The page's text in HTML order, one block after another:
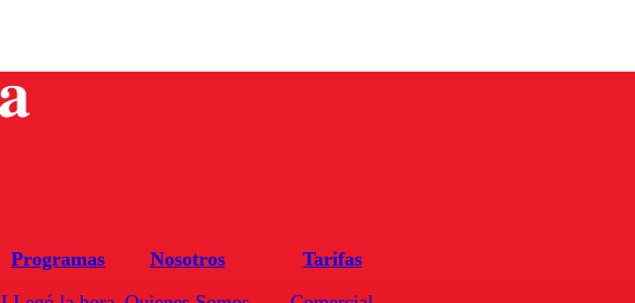
Programas
Nosotros
Tarifas